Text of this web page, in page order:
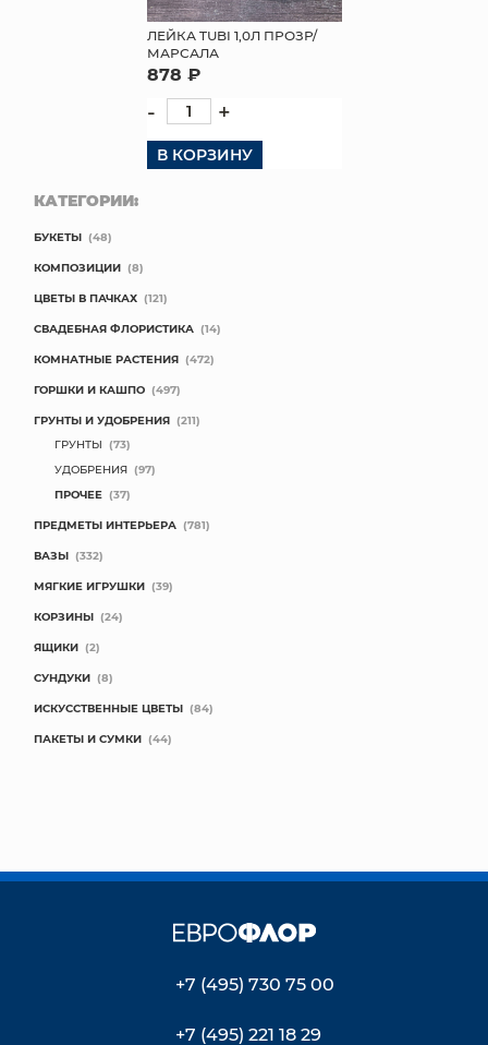
ЛЕЙКА TUBI 1,0Л ПРОЗР/
МАРСАЛА
878 ₽
- +
В КОРЗИНУ
КАТЕГОРИИ:
БУКЕТЫ (48)
КОМПОЗИЦИИ (8)
ЦВЕТЫ В ПАЧКАХ (121)
СВАДЕБНАЯ ФЛОРИСТИКА (14)
КОМНАТНЫЕ РАСТЕНИЯ (472)
ГОРШКИ И КАШПО (497)
ГРУНТЫ И УДОБРЕНИЯ (211)
ГРУНТЫ (73)
УДОБРЕНИЯ (97)
ПРОЧЕЕ (37)
ПРЕДМЕТЫ ИНТЕРЬЕРА (781)
ВАЗЫ (332)
МЯГКИЕ ИГРУШКИ (39)
КОРЗИНЫ (24)
ЯЩИКИ (2)
СУНДУКИ (8)
ИСКУССТВЕННЫЕ ЦВЕТЫ (84)
ПАКЕТЫ И СУМКИ (44)
+7 (495) 730 75 00
+7 (495) 221 18 29